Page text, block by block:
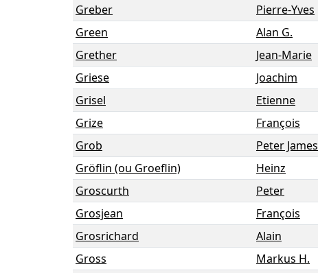
Greber
Pierre-Yves
Green
Alan G.
Grether
Jean-Marie
Griese
Joachim
Grisel
Etienne
Grize
François
Grob
Peter James
Gröflin (ou Groeflin)
Heinz
Groscurth
Peter
Grosjean
François
Grosrichard
Alain
Gross
Markus H.